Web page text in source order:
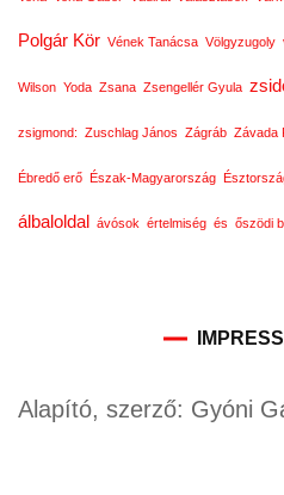
Polgár Kör Vének Tanácsa Völgyzugoly
Wilson Yoda Zsana Zsengellér Gyula
zsigmond: Zuschlag János Zágráb Závada
Ébredő erő Észak-Magyarország
álbaloldal ávósok értelmiség és őszödi
Alapító, szerző: Gyóni